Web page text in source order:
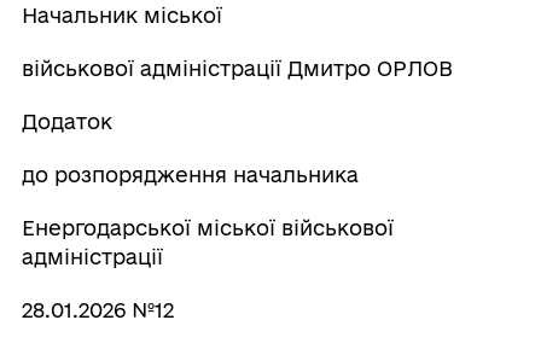
Начальник міської
військової адміністрації Дмитро ОРЛОВ
Додаток
до розпорядження начальника
Енергодарської міської військової
адміністрації
28.01.2026 №12